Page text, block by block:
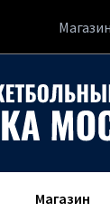
Магазин
Магазин